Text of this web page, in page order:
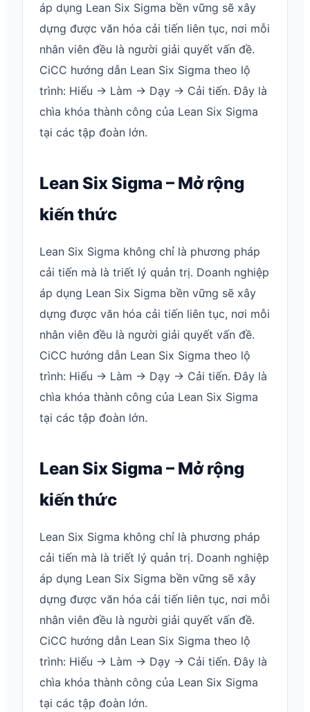
áp dụng Lean Six Sigma bền vững sẽ xây
dựng được văn hóa cải tiến liên tục, nơi mỗi
nhân viên đều là người giải quyết vấn đề.
CiCC hướng dẫn Lean Six Sigma theo lộ
trình: Hiểu → Làm → Dạy → Cải tiến. Đây là
chìa khóa thành công của Lean Six Sigma
tại các tập đoàn lớn.
Lean Six Sigma – Mở rộng
kiến thức
Lean Six Sigma không chỉ là phương pháp
cải tiến mà là triết lý quản trị. Doanh nghiệp
áp dụng Lean Six Sigma bền vững sẽ xây
dựng được văn hóa cải tiến liên tục, nơi mỗi
nhân viên đều là người giải quyết vấn đề.
CiCC hướng dẫn Lean Six Sigma theo lộ
trình: Hiểu → Làm → Dạy → Cải tiến. Đây là
chìa khóa thành công của Lean Six Sigma
tại các tập đoàn lớn.
Lean Six Sigma – Mở rộng
kiến thức
Lean Six Sigma không chỉ là phương pháp
cải tiến mà là triết lý quản trị. Doanh nghiệp
áp dụng Lean Six Sigma bền vững sẽ xây
dựng được văn hóa cải tiến liên tục, nơi mỗi
nhân viên đều là người giải quyết vấn đề.
CiCC hướng dẫn Lean Six Sigma theo lộ
trình: Hiểu → Làm → Dạy → Cải tiến. Đây là
chìa khóa thành công của Lean Six Sigma
tại các tập đoàn lớn.